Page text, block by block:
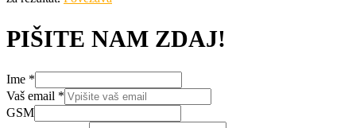
PIŠITE NAM ZDAJ!
Ime *
Vaše
GSM
Vaš email *
GSM